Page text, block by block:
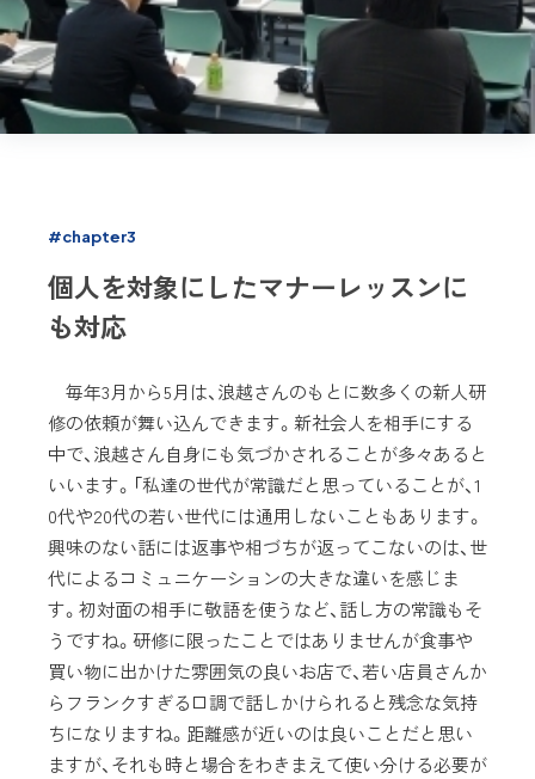
#chapter3
個人を対象にしたマナーレッスンに
も対応
毎年3月から5月は、浪越さんのもとに数多くの新人研
修の依頼が舞い込んできます。新社会人を相手にする
中で、浪越さん自身にも気づかされることが多々あると
いいます。「私達の世代が常識だと思っていることが、1
0代や20代の若い世代には通用しないこともあります。
興味のない話には返事や相づちが返ってこないのは、世
代によるコミュニケーションの大きな違いを感じま
す。初対面の相手に敬語を使うなど、話し方の常識もそ
うですね。研修に限ったことではありませんが食事や
買い物に出かけた雰囲気の良いお店で、若い店員さんか
らフランクすぎる口調で話しかけられると残念な気持
ちになりますね。距離感が近いのは良いことだと思い
ますが、それも時と場合をわきまえて使い分ける必要が